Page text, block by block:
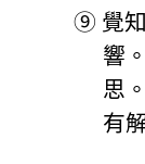
⑨ 覺
響
思
有